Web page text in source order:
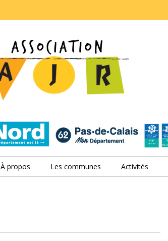
À propos Les communes Activités